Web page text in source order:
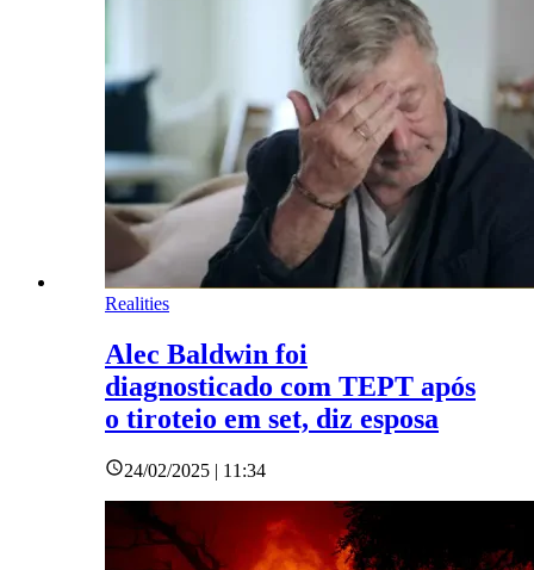
Realities
Alec Baldwin foi
diagnosticado com TEPT após
o tiroteio em set, diz esposa
24/02/2025 | 11:34